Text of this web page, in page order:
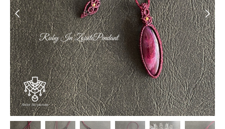
Previous Next